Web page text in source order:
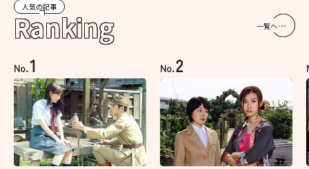
人気の記事
Ranking 一覧へ
No.1 No.2